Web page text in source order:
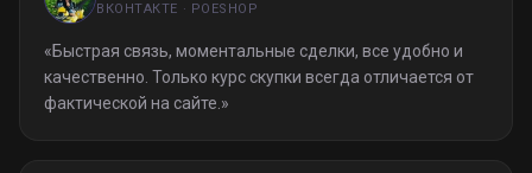
ВКОНТАКТЕ · POESHOP
«Быстрая связь, моментальные сделки, все удобно и
качественно. Только курс скупки всегда отличается от
фактической на сайте. »